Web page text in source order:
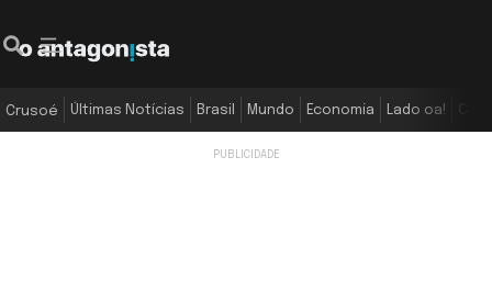
Crusoé Últimas Notícias Brasil Mundo Economia Lado oa!